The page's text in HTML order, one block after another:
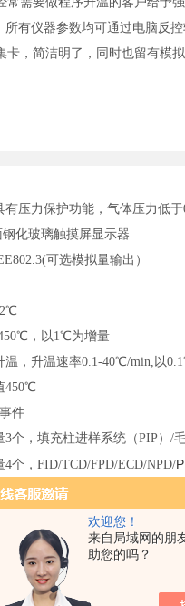
欢迎您！
来自局域网的朋
助您的吗？
所有仪器参数均可通过电脑反
卡，简洁明了，同时也留有模
有压力保护功能，气体压力低
化玻璃触摸屏显示器
可选模拟量输出）
，以1℃为增量
温，升温速率0.1-40℃/min,以
450℃
件
个，填充柱进样系统（PIP）/
个，FID/TCD/FPD/ECD/NPD/
阀进样系统
空进样器，热解析仪，吹扫铺
键触发启动，继电器导通